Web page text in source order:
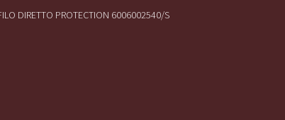
DIRETTO PROTECTION 6006002540/S